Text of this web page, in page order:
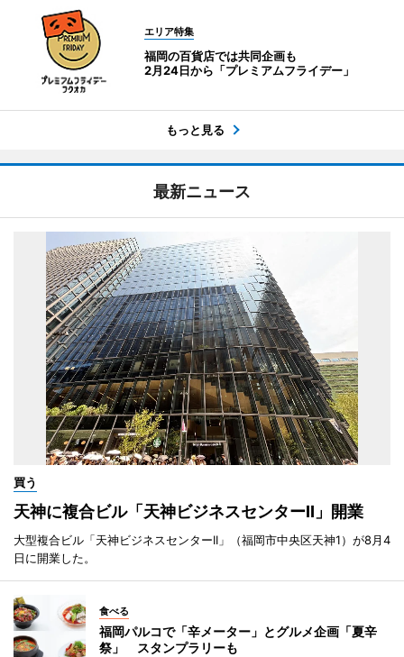
エリア特集
福岡の百貨店では共同企画も
2月24日から「プレミアムフライデー」
もっと見る
最新ニュース
買う
天神に複合ビル「天神ビジネスセンターII」開業
大型複合ビル「天神ビジネスセンターII」（福岡市中央区天神1）が8月4
日に開業した。
食べる
福岡パルコで「辛メーター」とグルメ企画「夏辛
祭」 スタンプラリーも